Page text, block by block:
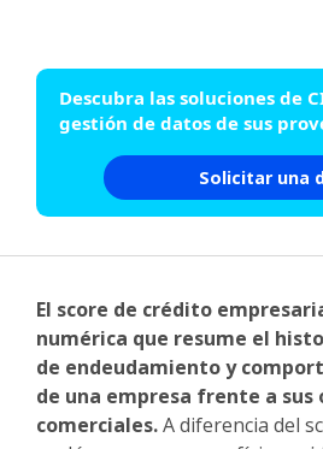
Descubra las soluciones de
gestión de datos de sus
Solicitar una
El score de crédito
numérica que resume el
de endeudamiento y
de una empresa frente a sus
comerciales.A diferencia del